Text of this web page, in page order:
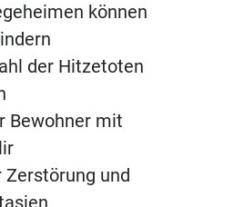
können
der Hitzetoten
Bewohner mit
und